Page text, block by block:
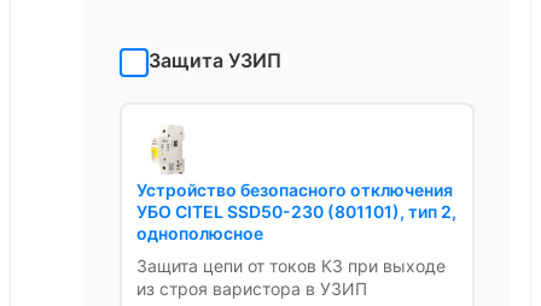
Защита УЗИП
Устройство безопасного отключения
УБО CITEL SSD50-230 (801101), тип 2,
однополюсное
Защита цепи от токов КЗ при выходе
из строя варистора в УЗИП